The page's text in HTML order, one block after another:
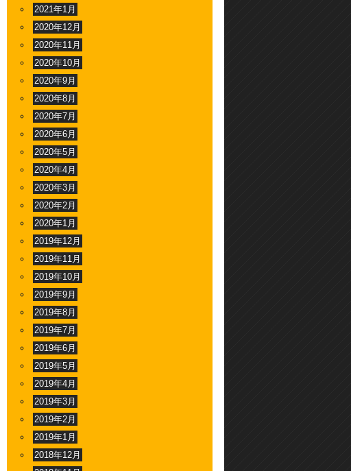
2021年1月
2020年12月
2020年11月
2020年10月
2020年9月
2020年8月
2020年7月
2020年6月
2020年5月
2020年4月
2020年3月
2020年2月
2020年1月
2019年12月
2019年11月
2019年10月
2019年9月
2019年8月
2019年7月
2019年6月
2019年5月
2019年4月
2019年3月
2019年2月
2019年1月
2018年12月